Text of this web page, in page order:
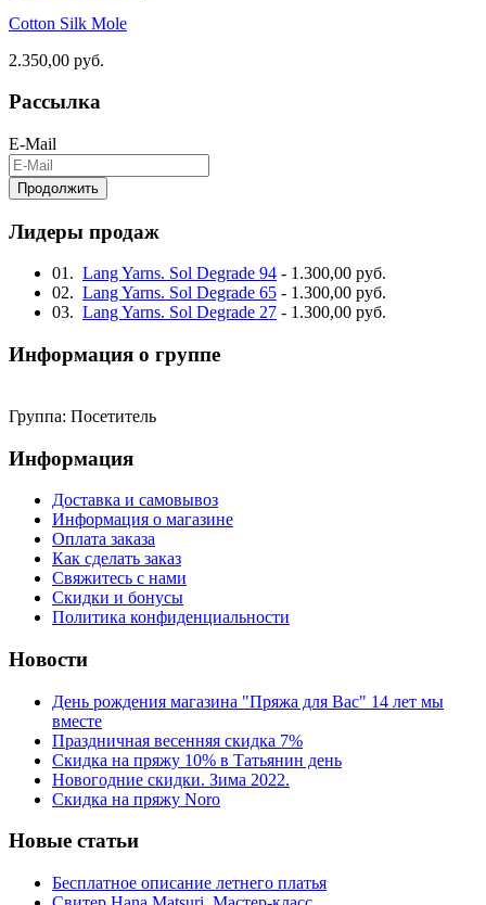
Cotton Silk Mole
2.350,00 руб.
Рассылка
E-Mail
Продолжить
Лидеры продаж
01. Lang Yarns. Sol Degrade 94 - 1.300,00 руб.
02. Lang Yarns. Sol Degrade 65 - 1.300,00 руб.
03. Lang Yarns. Sol Degrade 27 - 1.300,00 руб.
Информация о группе
Группа: Посетитель
Информация
Доставка и самовывоз
Информация о магазине
Оплата заказа
Как сделать заказ
Свяжитесь с нами
Скидки и бонусы
Политика конфиденциальности
Новости
День рождения магазина "Пряжа для Вас" 14 лет мы
вместе
Праздничная весенняя скидка 7%
Скидка на пряжу 10% в Татьянин день
Новогодние скидки. Зима 2022.
Скидка на пряжу Noro
Новые статьи
Бесплатное описание летнего платья